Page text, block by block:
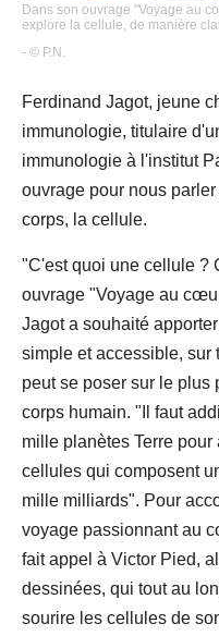
Dans son ouvrage "Voyage au
explore la cellule, de manière
- © P.N.
Ferdinand Jagot, jeune
immunologie, titulaire
immunologie à l'institut
ouvrage pour nous
corps, la cellule.
"C'est quoi une cellule ?
ouvrage "Voyage au
Jagot a souhaité
simple et accessible, sur
peut se poser sur le plus
corps humain. "Il faut
mille planètes Terre
cellules qui composent
mille milliards". Pour
voyage passionnant au
fait appel à Victor Pied,
dessinées, qui tout au
sourire les cellules de